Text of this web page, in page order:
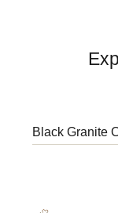
Black Granite